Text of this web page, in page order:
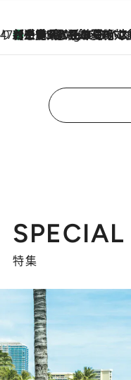
47都道府県の手みやげ ひんやりスイーツで夏を満喫
1 Hour Ago
【三重県】この夏絶対食べたい 冷やしておいしいおやつ3選 お餅×アイスの新感覚スイーツ
SPECIAL
特集